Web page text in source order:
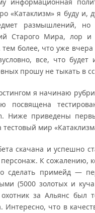
«Катаклизм» я буду и,
размышлений, но
Старого Мира, лор и
тем более, что уже
все, что
прошу не тыкать в
я начинаю
посвящена
Ниже приведены
тестовый мир
скачана и успешно
К сожалению,
сделать примейд —
(5000 золотых и
за Альянс был
Интересно, что в